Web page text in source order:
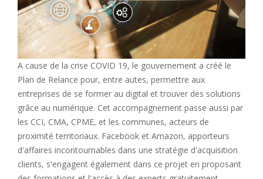
A cause de la crise COVID 19, le gouvernement a créé le
Plan de Relance pour, entre autes, permettre aux
entreprises de se former au digital et trouver des solutions
grâce au numérique. Cet accompagnement passe aussi par
les CCI, CMA, CPME, et les communes, acteurs de
proximité territoriaux. Facebook et Amazon, apporteurs
d'affaires incontournables dans une stratégie d'acquisition
clients, s'engagent également dans ce projet en proposant